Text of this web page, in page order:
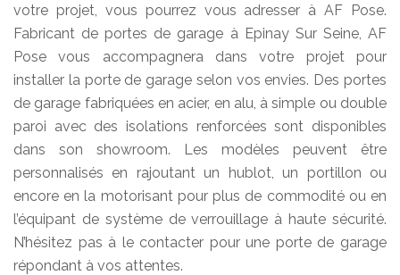
votre projet, vous pourrez vous adresser à AF Pose.
Fabricant de portes de garage à Epinay Sur Seine, AF
Pose vous accompagnera dans votre projet pour
installer la porte de garage selon vos envies. Des portes
de garage fabriquées en acier, en alu, à simple ou double
paroi avec des isolations renforcées sont disponibles
dans son showroom. Les modèles peuvent être
personnalisés en rajoutant un hublot, un portillon ou
encore en la motorisant pour plus de commodité ou en
l’équipant de système de verrouillage à haute sécurité.
N’hésitez pas à le contacter pour une porte de garage
répondant à vos attentes.